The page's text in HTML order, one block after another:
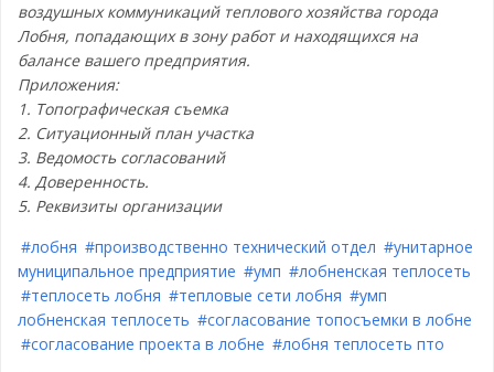
воздушных коммуникаций теплового хозяйства города
Лобня, попадающих в зону работ и находящихся на
балансе вашего предприятия.
Приложения:
1. Топографическая съемка
2. Ситуационный план участка
3. Ведомость согласований
4. Доверенность.
5. Реквизиты организации
#лобня #производственно технический отдел #унитарное
муниципальное предприятие #умп #лобненская теплосеть
#теплосеть лобня #тепловые сети лобня #умп
лобненская теплосеть #согласование топосъемки в лобне
#согласование проекта в лобне #лобня теплосеть пто